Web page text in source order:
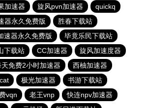
加速器 旋风pvn加速器
quickq
器永久免费版
胜春下载站
速器永久免费版
毕竟乐民下载站
下载站 CC加速器
旋风加速度器
天免费2小时加速器
西柚加速器
极光加速器
书游下载站
vqn 老王vnp
快连npv加速器